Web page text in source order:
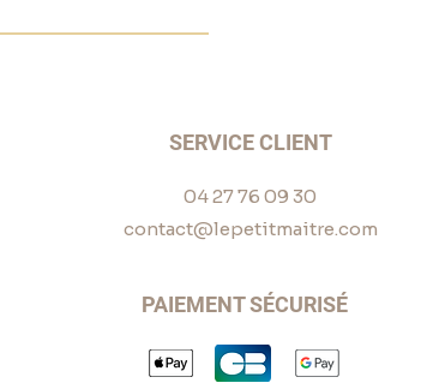
SERVICE CLIENT
04 27 76 09 30
contact@lepetitmaitre.com
PAIEMENT SÉCURISÉ